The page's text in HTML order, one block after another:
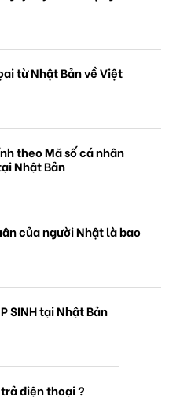
từ Nhật Bản về Việt
theo Mã số cá nhân
Nhật Bản
của người Nhật là bao
SINH tại Nhật Bản
điện thoại ?